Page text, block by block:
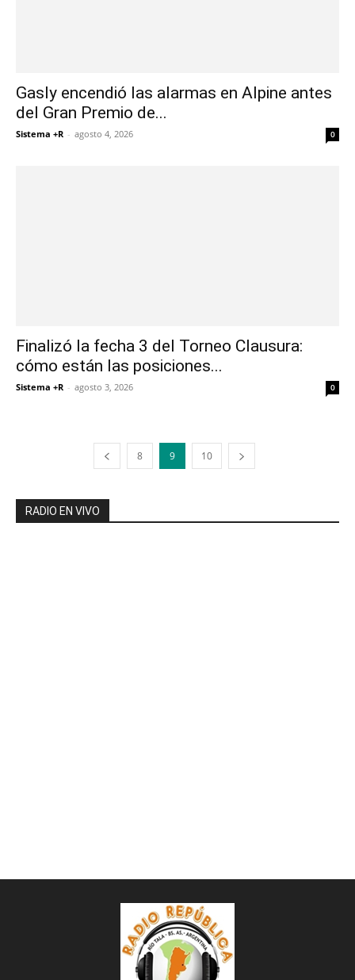
Gasly encendió las alarmas en Alpine antes
del Gran Premio de...
Sistema +R - agosto 4, 2026 0
Finalizó la fecha 3 del Torneo Clausura:
cómo están las posiciones...
Sistema +R - agosto 3, 2026 0
8 9 10
RADIO EN VIVO